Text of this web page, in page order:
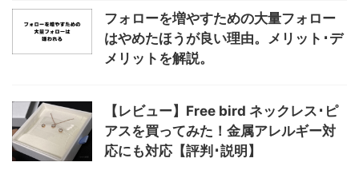
フォローを増やすための大量フォロー
はやめたほうが良い理由。メリット･デ
メリットを解説。
【レビュー】Free bird ネックレス･ピ
アスを買ってみた！金属アレルギー対
応にも対応【評判･説明】